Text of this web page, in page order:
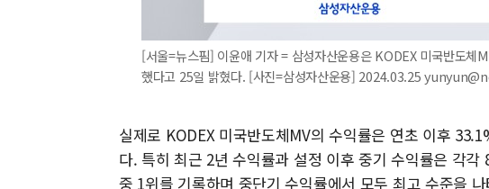
[서울=뉴스핌] 이윤애 기자 = 삼성자산운용은 KODEX 미국반도체
했다고 25일 밝혔다. [사진=삼성자산운용] 2024.03.25
실제로 KODEX 미국반도체MV의 수익률은 연초 이후
다. 특히 최근 2년 수익률과 설정 이후 중기 수익률은 각
중 1위를 기록하며 중단기 수익률에서 모두 최고 수준을